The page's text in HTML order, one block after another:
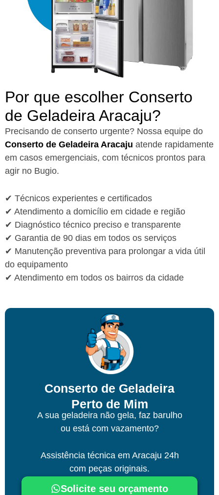
Por que escolher Conserto
de Geladeira Aracaju?​
Precisando de conserto urgente? Nossa equipe do
Conserto de Geladeira Aracaju atende rapidamente
em casos emergenciais, com técnicos prontos para
agir no Bugio.
✔ Técnicos experientes e certificados
✔ Atendimento a domicílio em cidade e região
✔ Diagnóstico técnico preciso e transparente
✔ Garantia de 90 dias em todos os serviços
✔ Manutenção preventiva para prolongar a vida útil
do equipamento
✔ Atendimento em todos os bairros da cidade
Conserto de Geladeira
Perto de Mim
A sua geladeira não gela, faz barulho
ou está com vazamento?
Assistência técnica em Aracaju 24h
com peças originais.
Solicite seu orçamento